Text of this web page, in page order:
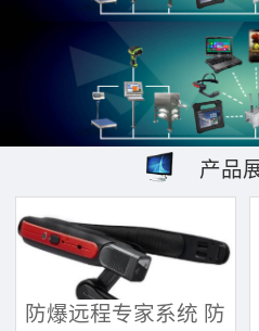
产品
防爆远程专家系统 防